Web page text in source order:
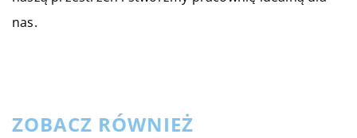
nas.
ZOBACZ RÓWNIEŻ